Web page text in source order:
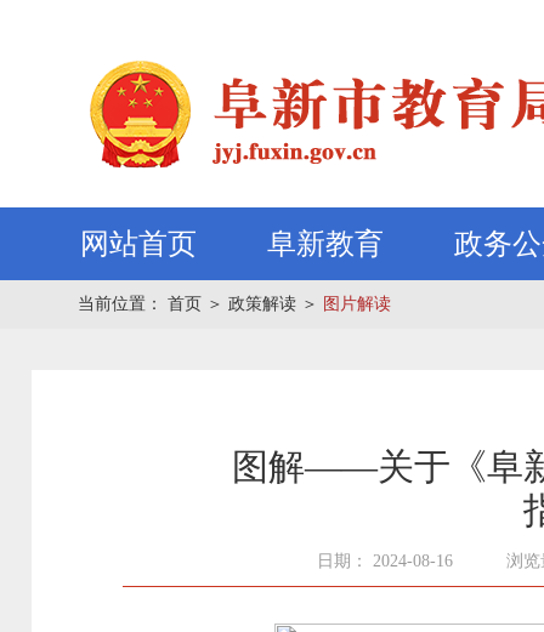
网站首页 阜新教育 政务
当前位置： 首页 ＞ 政策解读 ＞ 图片解读
图解——关于《阜
日期： 2024-08-16 浏览